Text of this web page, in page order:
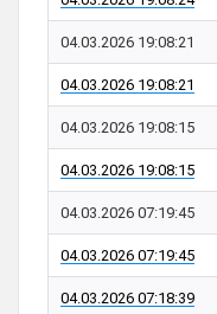
04.03.2026 19:08:21
04.03.2026 19:08:21
04.03.2026 19:08:15
04.03.2026 19:08:15
04.03.2026 07:19:45
04.03.2026 07:19:45
04.03.2026 07:18:39